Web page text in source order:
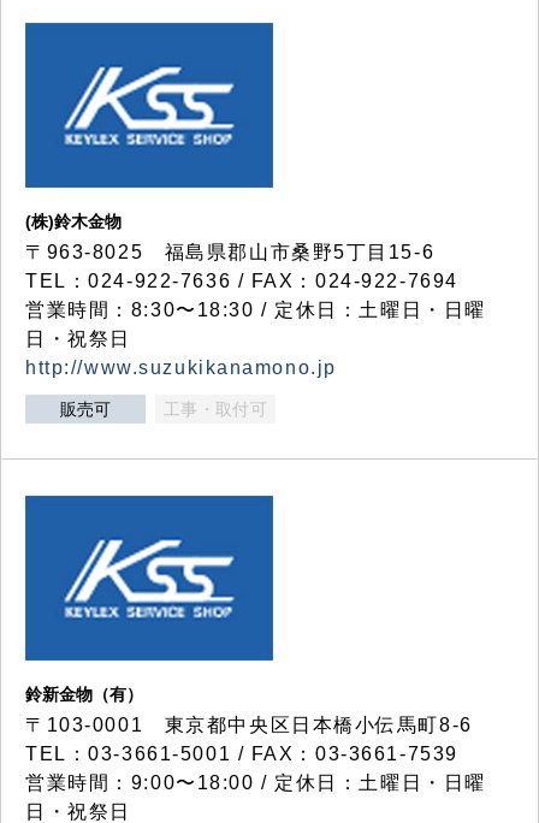
(株)鈴木金物
〒963-8025 福島県郡山市桑野5丁目15-6
TEL：024-922-7636 / FAX：024-922-7694
営業時間：8:30〜18:30 / 定休日：土曜日・日曜
日・祝祭日
http://www.suzukikanamono.jp
販売可 工事・取付可
鈴新金物（有）
〒103-0001 東京都中央区日本橋小伝馬町8-6
TEL：03-3661-5001 / FAX：03-3661-7539
営業時間：9:00〜18:00 / 定休日：土曜日・日曜
日・祝祭日